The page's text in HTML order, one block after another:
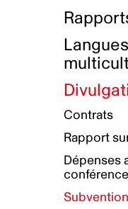
Plan de
Groupe de
Plan
Plan
Boîte à
Collecte
Plan
Prix et
Nos
Contrats
Rapport
Dépenses